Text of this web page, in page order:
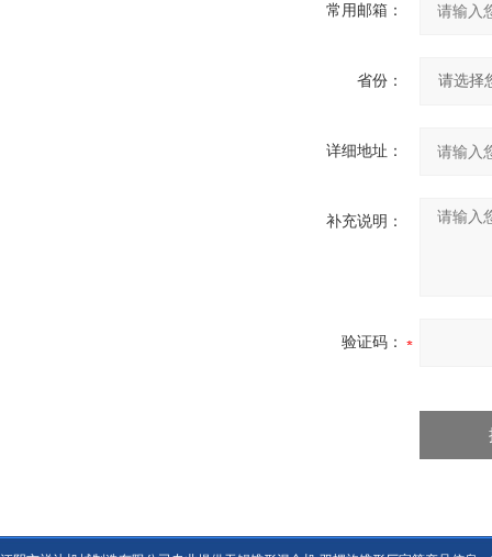
常用邮箱：
省份：
详细地址：
补充说明：
验证码：